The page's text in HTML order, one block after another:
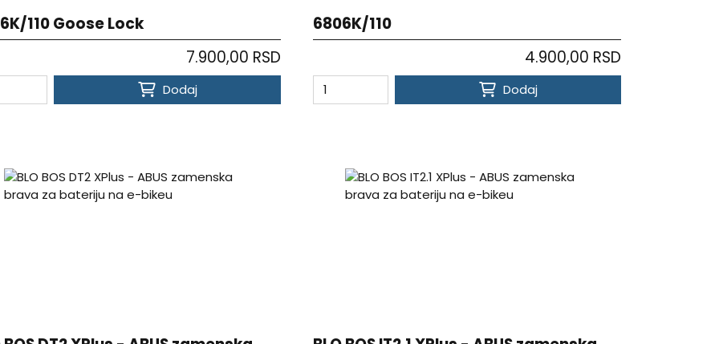
110 Goose Lock
7.900,00 RSD
Dodaj
6806K/110
4.900,00 RSD
Dodaj